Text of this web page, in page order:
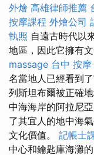
外燴 高雄律師推薦
按摩課程 外燴公司
執照 自遠古時代以
地區，因此它擁有
massage 台中 按摩
名當地人已經看到了
列斯坦布爾被正確
中海海岸的阿拉尼
了其宜人的地中海
文化價值。 記帳士
中心和鑰匙庫海灘